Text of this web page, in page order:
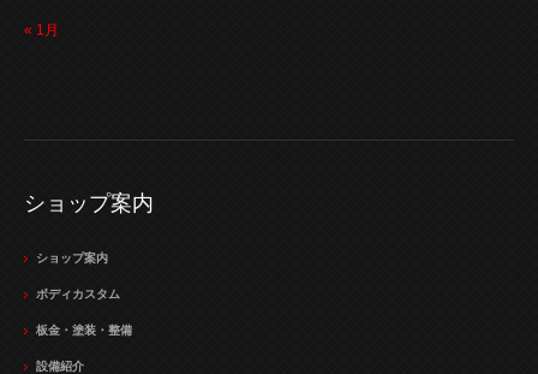
« 1月
ショップ案内
ショップ案内
ボディカスタム
板金・塗装・整備
設備紹介